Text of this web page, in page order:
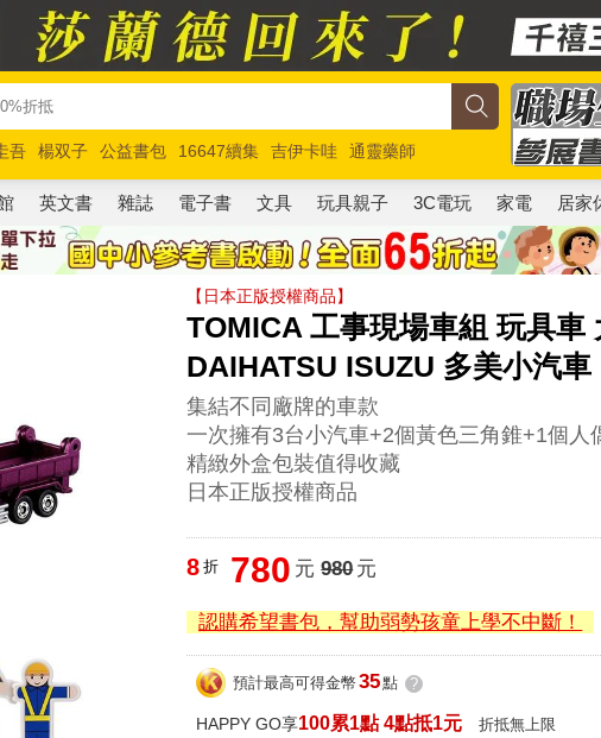
吾 楊双子 公益書包 16647續集 吉伊卡哇
通靈藥師
路邊攤新作
馬斯克 玩具總動員5 超慢跑
英文書 雜誌 電子書 文具 玩具親子 3C電玩 家電 居家
【日本正版授權商品】
TOMICA 工事現場車組 玩具車
DAIHATSU ISUZU 多美小汽車
集結不同廠牌的車款
一次擁有3台小汽車+2個黃色三角錐+1個人
精緻外盒包裝值得收藏
日本正版授權商品
8 折 780 元 980元
認購希望書包，幫助弱勢孩童上學不中斷！
預計最高可得金幣 35點 ?
HAPPY GO享100累1點 4點抵1元 折抵無上限